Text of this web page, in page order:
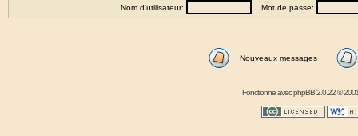
Nom d'utilisateur: Mot de passe:
Nouveaux messages
Fonctionne avecphpBB2.0.22 ©